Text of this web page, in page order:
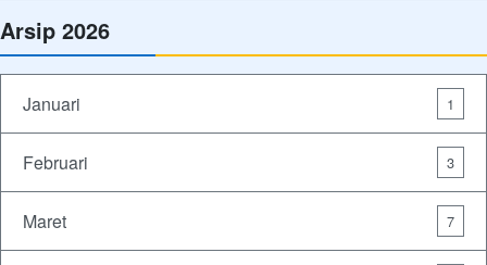
Arsip 2026
Januari 1
Februari 3
Maret 7